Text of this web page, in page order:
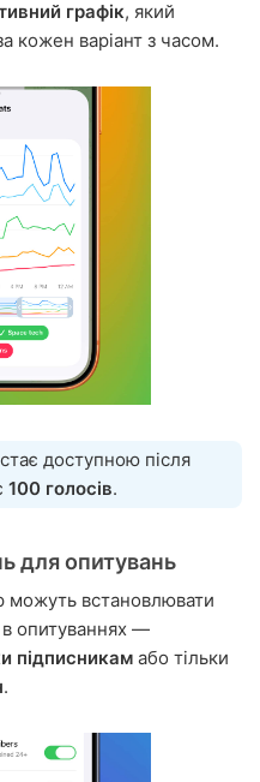
графік, який
кожен варіант з часом.
доступною після
100 голосів.
для опитувань
можуть встановлювати
в опитуваннях —
підписникам або тільки
.